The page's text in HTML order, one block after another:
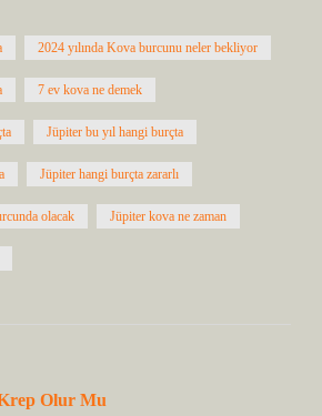
2024 yılında Kova burcunu neler bekliyor
7 ev kova ne demek
Jüpiter bu yıl hangi burçta
Jüpiter hangi burçta zararlı
olacak Jüpiter kova ne zaman
Olur Mu